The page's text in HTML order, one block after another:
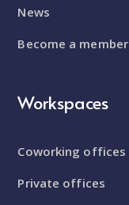
News
Become a member
Workspaces
Coworking offices
Private offices